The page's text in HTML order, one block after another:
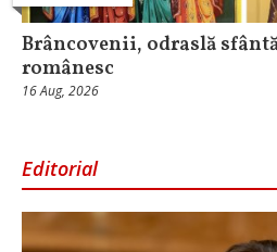
Brâncovenii, odraslă
românesc
16 Aug, 2026
Editorial